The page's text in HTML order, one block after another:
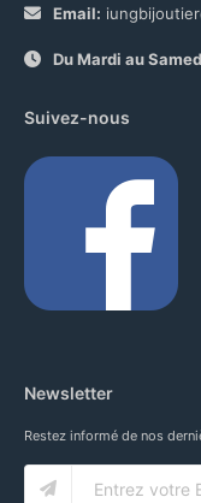
Email:
Du Mardi au
Suivez-nous
Newsletter
Restez informé de nos